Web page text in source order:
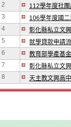
2
112學年度社
3
106學年度國
4
彰化縣私立文
5
就學貸款申請
6
教育部學產基
7
彰化縣私立文
8
天主教文興高